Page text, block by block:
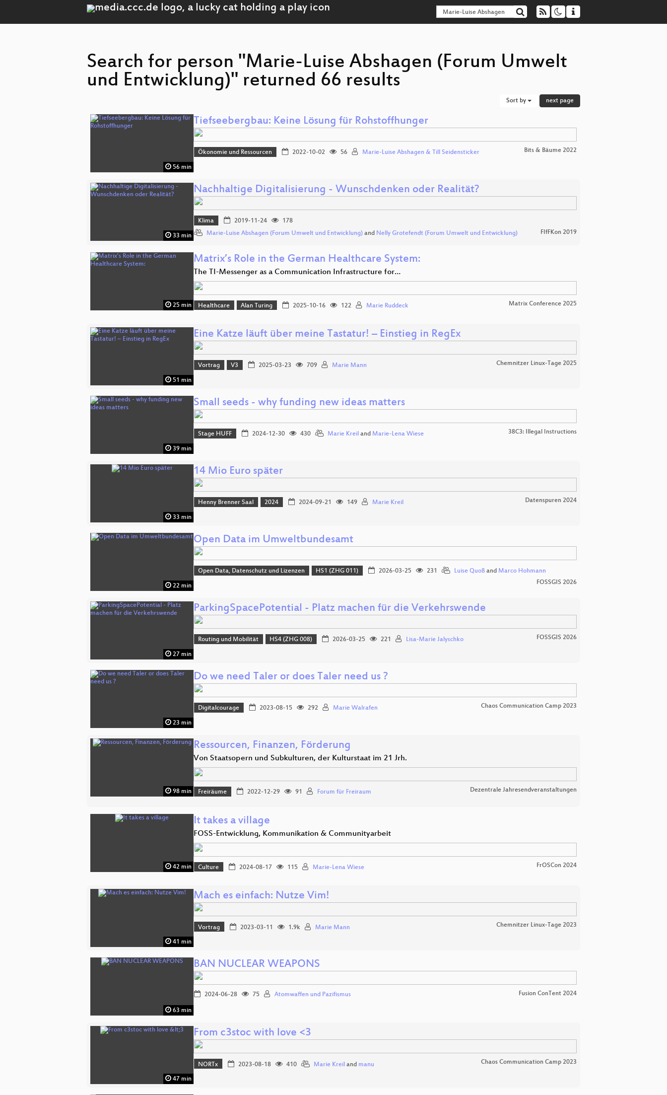
Search for person "Marie-Luise Abshagen (Forum Umwelt
und Entwicklung)" returned 66 results
Sort by next page
56 min
Tiefseebergbau: Keine Lösung für Rohstoffhunger
Ökonomie und Ressourcen 2022-10-02 56 Marie-Luise Abshagen & Till Seidensticker Bits & Bäume 2022
33 min
Nachhaltige Digitalisierung - Wunschdenken oder Realität?
Klima 2019-11-24
178
Marie-Luise Abshagen (Forum Umwelt und Entwicklung) and Nelly Grotefendt (Forum Umwelt und Entwicklung) FIfFKon 2019
25 min
Matrix’s Role in the German Healthcare System:
The TI-Messenger as a Communication Infrastructure for…
Healthcare Alan Turing 2025-10-16 122 Marie Ruddeck Matrix Conference 2025
51 min
Eine Katze läuft über meine Tastatur! – Einstieg in RegEx
Vortrag V3 2025-03-23 709 Marie Mann Chemnitzer Linux-Tage 2025
39 min
Small seeds - why funding new ideas matters
Stage HUFF 2024-12-30 430 Marie Kreiland Marie-Lena Wiese 38C3: Illegal Instructions
33 min
14 Mio Euro später
Henny Brenner Saal 2024 2024-09-21 149 Marie Kreil Datenspuren 2024
22 min
Open Data im Umweltbundesamt
Open Data, Datenschutz und Lizenzen HS1 (ZHG 011) 2026-03-25 231 Luise Quoßand Marco Hohmann
FOSSGIS 2026
27 min
ParkingSpacePotential - Platz machen für die Verkehrswende
Routing und Mobilität HS4 (ZHG 008) 2026-03-25 221 Lisa-Marie Jalyschko FOSSGIS 2026
23 min
Do we need Taler or does Taler need us ?
Digitalcourage 2023-08-15 292 Marie Walrafen Chaos Communication Camp 2023
98 min
Ressourcen, Finanzen, Förderung
Von Staatsopern und Subkulturen, der Kulturstaat im 21 Jrh.
Freiräume 2022-12-29 91 Forum für Freiraum Dezentrale Jahresendveranstaltungen
42 min
It takes a village
FOSS-Entwicklung, Kommunikation & Communityarbeit
Culture 2024-08-17 115 Marie-Lena Wiese FrOSCon 2024
41 min
Mach es einfach: Nutze Vim!
Vortrag 2023-03-11 1.9k Marie Mann Chemnitzer Linux-Tage 2023
63 min
BAN NUCLEAR WEAPONS
2024-06-28 75 Atomwaffen und Pazifismus Fusion ConTent 2024
47 min
From c3stoc with love <3
NORTx 2023-08-18 410 Marie Kreil and manu Chaos Communication Camp 2023